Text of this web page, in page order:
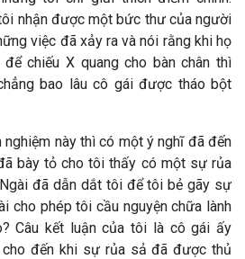
nhận được một bức thư của người
việc đã xảy ra và nói rằng khi họ
chiếu X quang cho bàn chân thì
bao lâu cô gái được tháo bột
này thì có một ý nghĩ đã đến
bày tỏ cho tôi thấy có một sự rủa
đã dẫn dắt tôi để tôi bẻ gãy sự
cho phép tôi cầu nguyện chữa lành
Câu kết luận của tôi là cô gái ấy
đến khi sự rủa sả đã được thủ